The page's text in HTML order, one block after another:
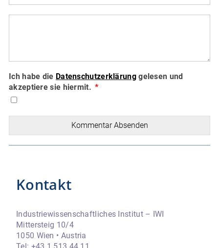
Ich habe die Datenschutzerklärunggelesen und
akzeptiere sie hiermit.
Kommentar Absenden
Kontakt
Industriewissenschaftliches Institut – IWI
Mittersteig 10/4
1050 Wien • Austria